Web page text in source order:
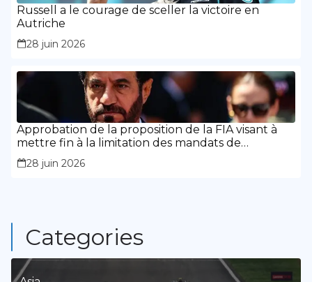
Russell a le courage de sceller la victoire en
Autriche
28 juin 2026
Approbation de la proposition de la FIA visant à
mettre fin à la limitation des mandats de
présidence
28 juin 2026
Categories